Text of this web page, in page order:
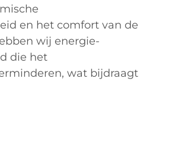
en het comfort van de
wij energie-
die het
wat bijdraagt